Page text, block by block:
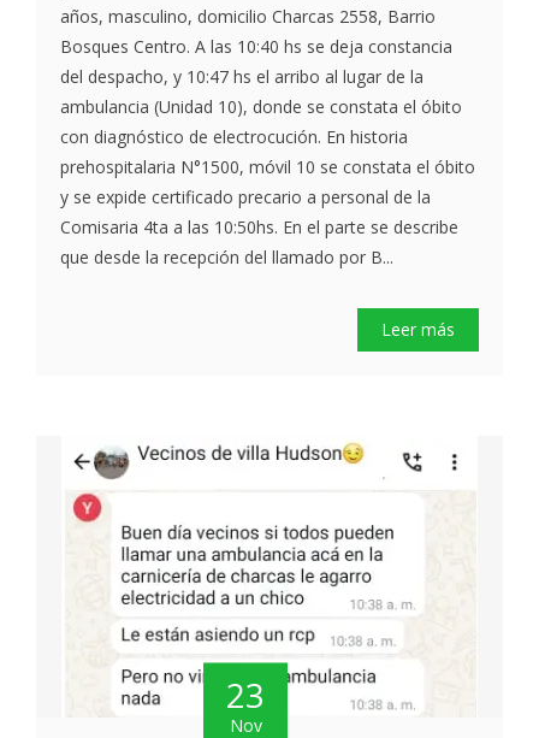
años, masculino, domicilio Charcas 2558, Barrio
Bosques Centro. A las 10:40 hs se deja constancia
del despacho, y 10:47 hs el arribo al lugar de la
ambulancia (Unidad 10), donde se constata el óbito
con diagnóstico de electrocución. En historia
prehospitalaria N°1500, móvil 10 se constata el óbito
y se expide certificado precario a personal de la
Comisaria 4ta a las 10:50hs. En el parte se describe
que desde la recepción del llamado por B...
Leer más
23
Nov